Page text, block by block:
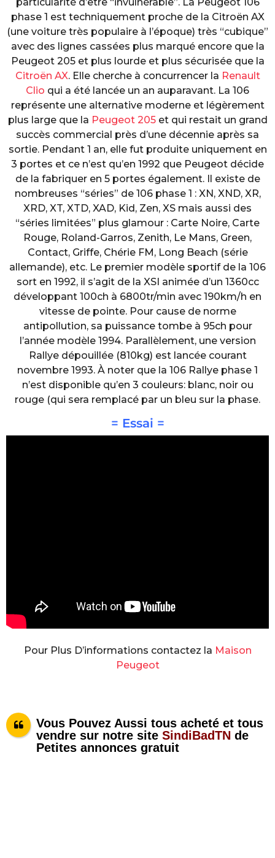
phase 1 est techniquement proche de la Citroën AX
(une voiture très populaire à l’époque) très “cubique”
avec des lignes cassées plus marqué encore que la
Peugeot 205 et plus lourde et plus sécurisée que la
Citroën AX. Elle cherche à concurrencer la Renault
Clio qui a été lancée un an auparavant. La 106
représente une alternative moderne et légèrement
plus large que la Peugeot 205et qui restait un grand
succès commercial près d’une décennie après sa
sortie. Pendant 1 an, elle fut produite uniquement en
3 portes et ce n’est qu’en 1992 que Peugeot décide
de la fabriquer en 5 portes également. Il existe de
nombreuses “séries” de 106 phase 1 : XN, XND, XR,
XRD, XT, XTD, XAD, Kid, Zen, XS mais aussi des
“séries limitées” plus glamour : Carte Noire, Carte
Rouge, Roland-Garros, Zenith, Le Mans, Green,
Contact, Griffe, Chérie FM, Long Beach (série
allemande), etc. Le premier modèle sportif de la 106
sort en 1992, il s’agit de la XSI animée d’un 1360cc
développant 100ch à 6800tr/min avec 190km/h en
vitesse de pointe. Pour cause de norme
antipollution, sa puissance tombe à 95ch pour
l’année modèle 1994. Parallèlement, une version
Rallye dépouillée (810kg) est lancée courant
novembre 1993. À noter que la 106 Rallye phase 1
n’est disponible qu’en 3 couleurs: blanc, noir ou
rouge (qui sera remplacé par un bleu sur la phase.
= Essai =
Pour Plus D’informations contactez la Maison
Peugeot
Vous Pouvez Aussi tous acheté et tous
vendre sur notre site SindiBadTN de
Petites annonces gratuit